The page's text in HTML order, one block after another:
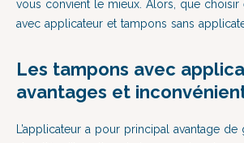
vous convient le mieux. Alors, que choisir
avec applicateur et tampons sans
Les tampons avec
avantages et
L’applicateur a pour principal avantage